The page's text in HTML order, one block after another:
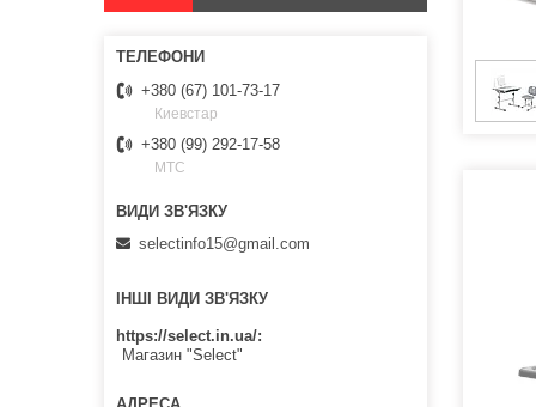
+380 (67) 101-73-17
Киевстар
+380 (99) 292-17-58
МТС
selectinfo15@gmail.com
ІНШІ ВИДИ ЗВ'ЯЗКУ
https://select.in.ua/
Магазин "Select"